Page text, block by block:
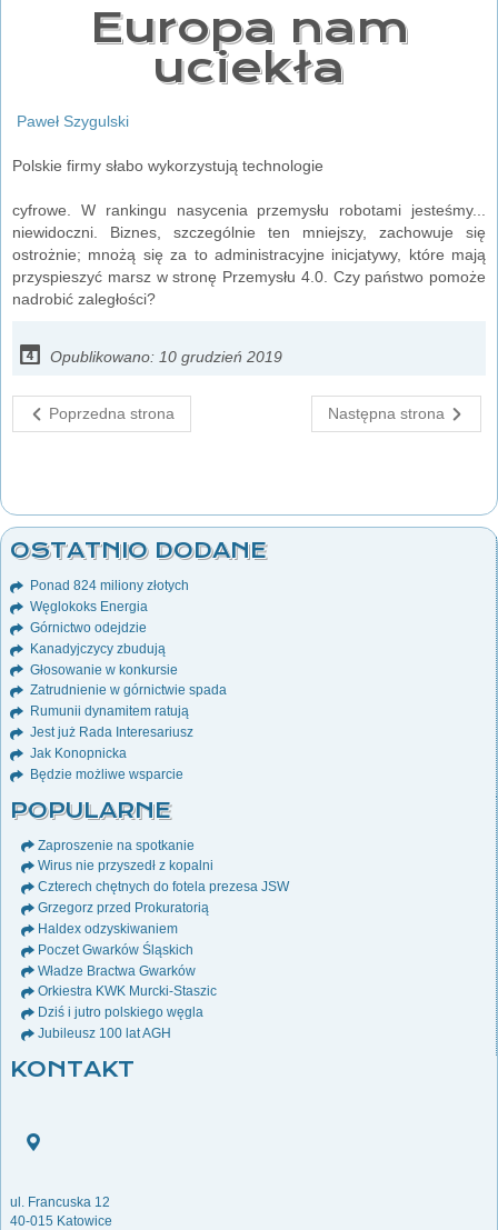
Europa nam
uciekła
Paweł Szygulski
Polskie firmy słabo wykorzystują technologie
cyfrowe. W rankingu nasycenia przemysłu robotami jesteśmy...
niewidoczni. Biznes, szczególnie ten mniejszy, zachowuje się
ostrożnie; mnożą się za to administracyjne inicjatywy, które mają
przyspieszyć marsz w stronę Przemysłu 4.0. Czy państwo pomoże
nadrobić zaległości?
Opublikowano: 10 grudzień 2019
Poprzedna strona Następna strona
OSTATNIO DODANE
Ponad 824 miliony złotych
Węglokoks Energia
Górnictwo odejdzie
Kanadyjczycy zbudują
Głosowanie w konkursie
Zatrudnienie w górnictwie spada
Rumunii dynamitem ratują
Jest już Rada Interesariusz
Jak Konopnicka
Będzie możliwe wsparcie
POPULARNE
Zaproszenie na spotkanie
Wirus nie przyszedł z kopalni
Czterech chętnych do fotela prezesa JSW
Grzegorz przed Prokuratorią
Haldex odzyskiwaniem
Poczet Gwarków Śląskich
Władze Bractwa Gwarków
Orkiestra KWK Murcki-Staszic
Dziś i jutro polskiego węgla
Jubileusz 100 lat AGH
KONTAKT
ul. Francuska 12
40-015 Katowice